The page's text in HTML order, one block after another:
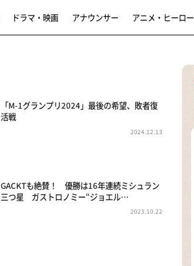
ドラマ・映画 アナウンサー アニメ・ヒーロー
「M-1グランプリ2024」最後の希望、敗者復
活戦
2024.12.13
GACKTも絶賛！ 優勝は16年連続ミシュラン
三つ星 ガストロノミー“ジョエル…
2023.10.22